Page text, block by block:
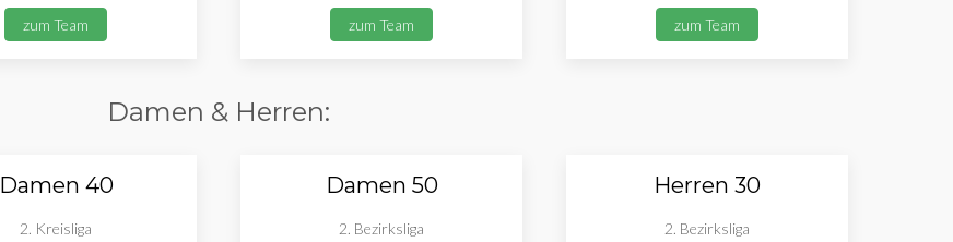
zum Team zum Team zum Team
Damen & Herren:
Damen 40
2. Kreisliga
Damen 50
2. Bezirksliga
Herren 30
2. Bezirksliga